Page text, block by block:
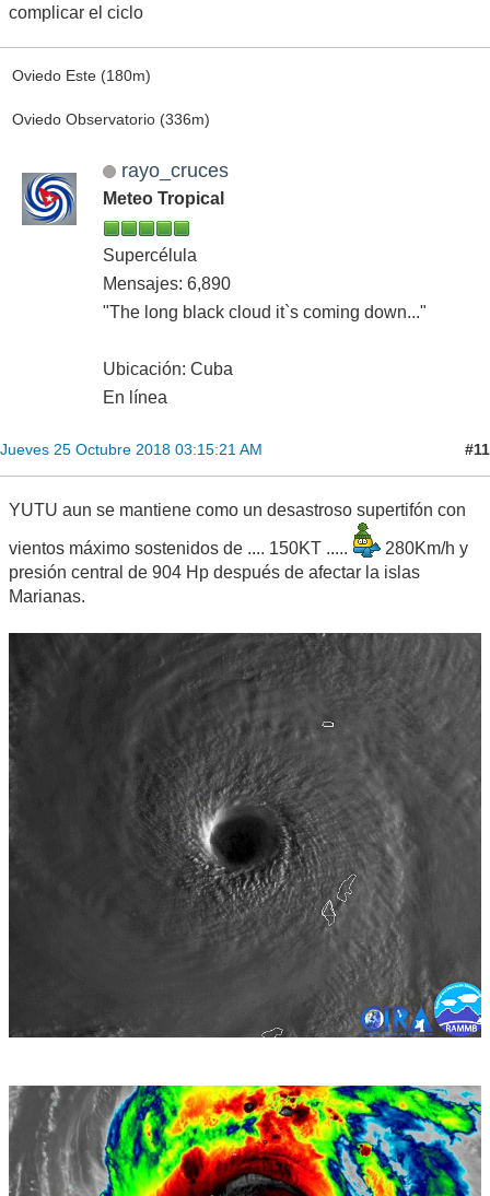
complicar el ciclo
Oviedo Este (180m)
Oviedo Observatorio (336m)
rayo_cruces
Meteo Tropical
Supercélula
Mensajes: 6,890
"The long black cloud it`s coming down..."
Ubicación: Cuba
En línea
Jueves 25 Octubre 2018 03:15:21 AM #11
YUTU aun se mantiene como un desastroso supertifón con
vientos máximo sostenidos de .... 150KT .....
280Km/h y
presión central de 904 Hp después de afectar la islas
Marianas.